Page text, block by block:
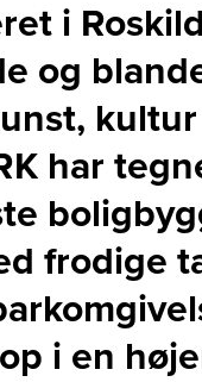
i
og
har
frodige
i en